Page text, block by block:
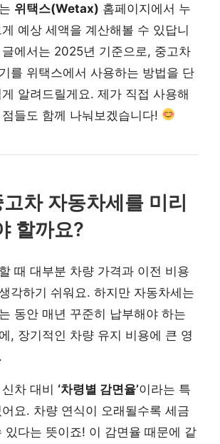
위택스(Wetax) 홈페이지에서 누
예상 세액을 계산해볼 수 있답니
글에서는 2025년 기준으로, 중고차
를 위택스에서 사용하는 방법을 단
알려드릴게요. 제가 직접 사용해
들도 함께 나눠보겠습니다!
차 자동차세를 미리
할까요?
때 대부분 차량 가격과 이전 비용
각하기 쉬워요. 하지만 자동차세는
동안 매년 꾸준히 납부해야 하는
, 장기적인 차량 유지 비용에 큰 영
차 대비 ‘차령별 감면율’이라는 특
요. 차량 연식이 오래될수록 세금
있다는 뜻이죠! 이 감면율 때문에 같